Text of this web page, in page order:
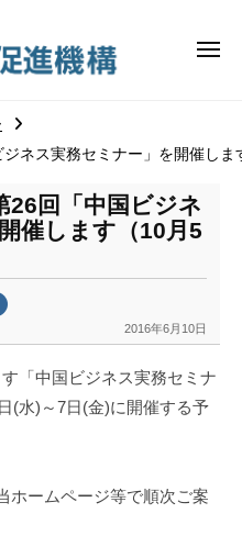
メ
ジネス実務セミナー」を開催し
26回「中国ビジネ
催します（10月5
2016年6月10日
「中国ビジネス実務セミナ
(水)～7日(金)に開催する予
ホームページ等で順次ご案